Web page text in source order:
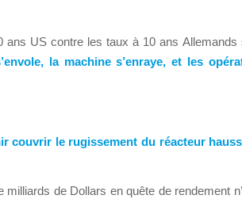
US contre les taux à 10 ans
la machine s’enraye, et les
couvrir le rugissement du réacteur
de Dollars en quête de rendement